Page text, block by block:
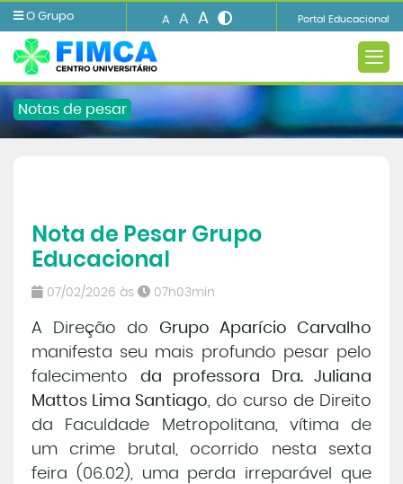
O Grupo A A A Portal Educacional
Ensino
Informações e Serviços
Biblioteca
Imprensa
Central de Atendimento
Notas de pesar
Nota de Pesar Grupo
Educacional
07/02/2026 às 07h03min
A Direção do Grupo Aparício Carvalho
manifesta seu mais profundo pesar pelo
falecimento da professora Dra. Juliana
Mattos Lima Santiago, do curso de Direito
da Faculdade Metropolitana, vítima de
um crime brutal, ocorrido nesta sexta
feira (06.02), uma perda irreparável que